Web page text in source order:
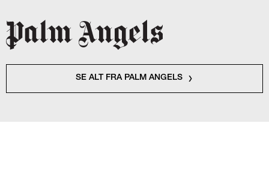
SE ALT FRA PALM ANGELS